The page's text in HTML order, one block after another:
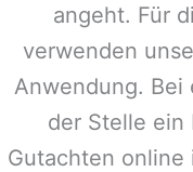
angeht. Für
verwenden
Anwendung. Bei
der Stelle ein
Gutachten